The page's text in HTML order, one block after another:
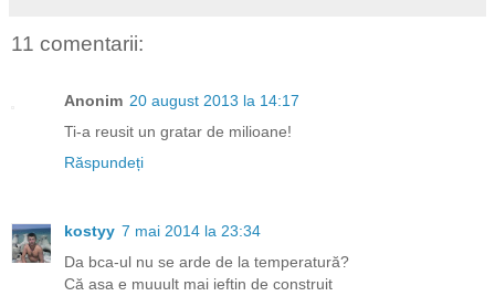
11 comentarii:
Anonim 20 august 2013 la 14:17
Ti-a reusit un gratar de milioane!
Răspundeți
kostyy 7 mai 2014 la 23:34
Da bca-ul nu se arde de la temperatură?
Că asa e muuult mai ieftin de construit